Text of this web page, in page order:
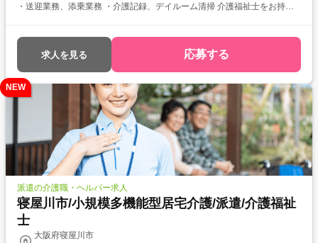
・送迎業務、添乗業務 ・介護記録、デイルーム清掃 介護福祉士をお持ち
きたい) ・対人スキルアップ (幅広20代～60代活躍中の職場でコミュニケ
ーション力を磨きたい)
求人を見る 応募する
NEW
派遣の介護職・ヘルパー求人
寝屋川市/小規模多機能型居宅介護/派遣/介護福祉
士
大阪府寝屋川市